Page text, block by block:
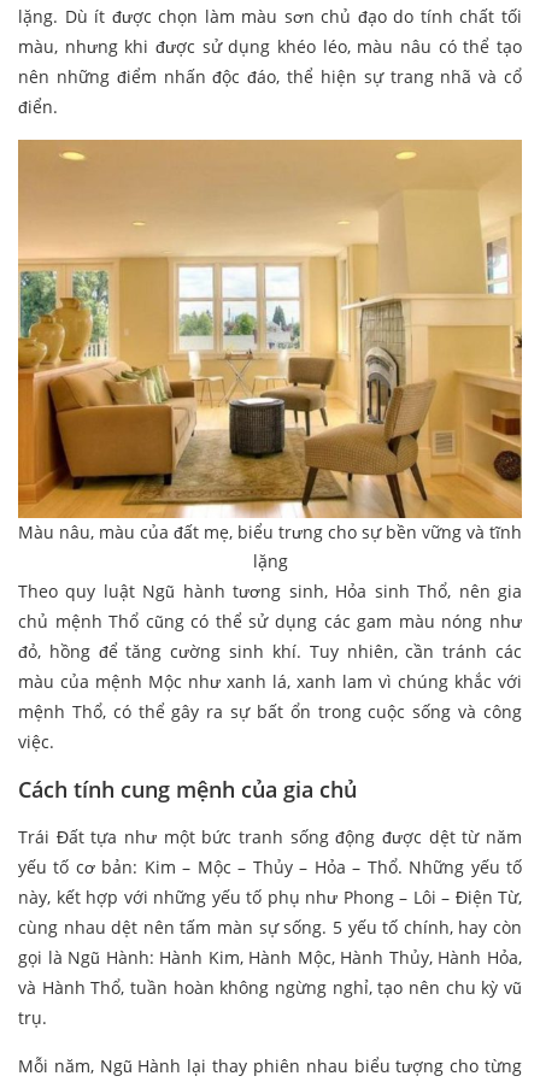
lặng. Dù ít được chọn làm màu sơn chủ đạo do tính chất tối
màu, nhưng khi được sử dụng khéo léo, màu nâu có thể tạo
nên những điểm nhấn độc đáo, thể hiện sự trang nhã và cổ
điển.
Màu nâu, màu của đất mẹ, biểu trưng cho sự bền vững và tĩnh
lặng
Theo quy luật Ngũ hành tương sinh, Hỏa sinh Thổ, nên gia
chủ mệnh Thổ cũng có thể sử dụng các gam màu nóng như
đỏ, hồng để tăng cường sinh khí. Tuy nhiên, cần tránh các
màu của mệnh Mộc như xanh lá, xanh lam vì chúng khắc với
mệnh Thổ, có thể gây ra sự bất ổn trong cuộc sống và công
việc.
Cách tính cung mệnh của gia chủ
Trái Đất tựa như một bức tranh sống động được dệt từ năm
yếu tố cơ bản: Kim – Mộc – Thủy – Hỏa – Thổ. Những yếu tố
này, kết hợp với những yếu tố phụ như Phong – Lôi – Điện Từ,
cùng nhau dệt nên tấm màn sự sống. 5 yếu tố chính, hay còn
gọi là Ngũ Hành: Hành Kim, Hành Mộc, Hành Thủy, Hành Hỏa,
và Hành Thổ, tuần hoàn không ngừng nghỉ, tạo nên chu kỳ vũ
trụ.
Mỗi năm, Ngũ Hành lại thay phiên nhau biểu tượng cho từng